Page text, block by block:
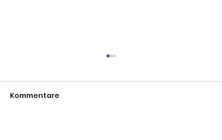
Kommentare